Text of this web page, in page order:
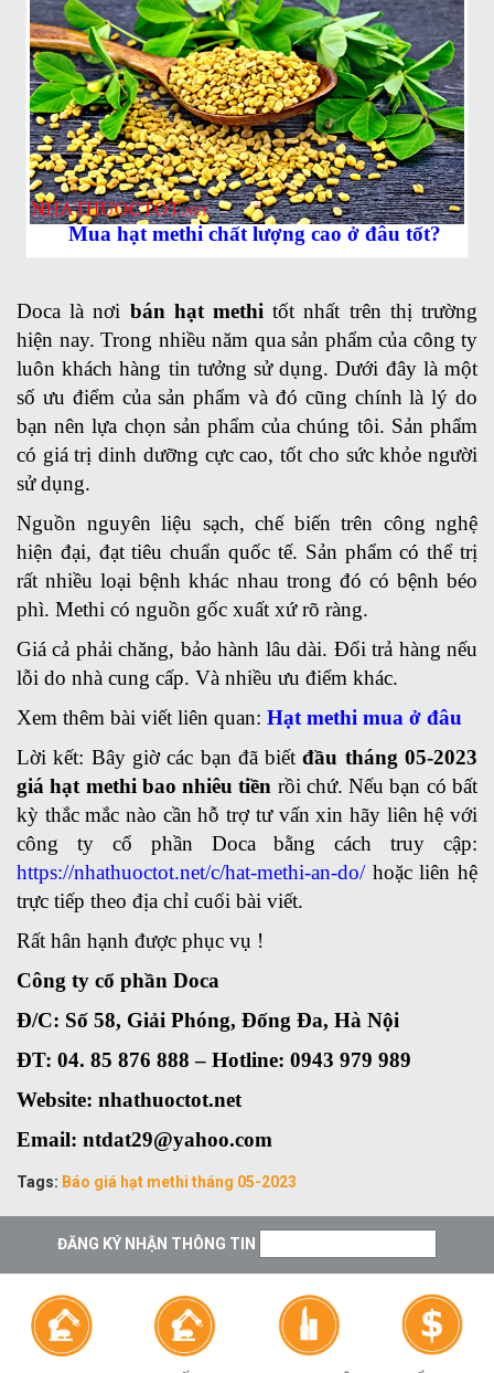
Mua hạt methi chất lượng cao ở đâu tốt?
Doca là nơi bán hạt methi tốt nhất trên thị trường
hiện nay. Trong nhiều năm qua sản phẩm của công ty
luôn khách hàng tin tưởng sử dụng. Dưới đây là một
số ưu điểm của sản phẩm và đó cũng chính là lý do
bạn nên lựa chọn sản phẩm của chúng tôi. Sản phẩm
có giá trị dinh dưỡng cực cao, tốt cho sức khỏe người
sử dụng.
Nguồn nguyên liệu sạch, chế biến trên công nghệ
hiện đại, đạt tiêu chuẩn quốc tế. Sản phẩm có thể trị
rất nhiều loại bệnh khác nhau trong đó có bệnh béo
phì. Methi có nguồn gốc xuất xứ rõ ràng.
Giá cả phải chăng, bảo hành lâu dài. Đổi trả hàng nếu
lỗi do nhà cung cấp. Và nhiều ưu điểm khác.
Xem thêm bài viết liên quan: Hạt methi mua ở đâu
Lời kết: Bây giờ các bạn đã biếtđầu tháng 05-2023
giá hạt methi bao nhiêu tiền rồi chứ. Nếu bạn có bất
kỳ thắc mắc nào cần hỗ trợ tư vấn xin hãy liên hệ với
công ty cổ phần Doca bằng cách truy cập:
https://nhathuoctot.net/c/hat-methi-an-do/hoặc liên hệ
trực tiếp theo địa chỉ cuối bài viết.
Rất hân hạnh được phục vụ !
Công ty cổ phần Doca
Đ/C: Số 58, Giải Phóng, Đống Đa, Hà Nội
ĐT: 04. 85 876 888 – Hotline: 0943 979 989
Website: nhathuoctot.net
Email: ntdat29@yahoo.com
Tags: Báo giá hạt methi tháng 05-2023
ĐĂNG KÝ NHẬN THÔNG TIN